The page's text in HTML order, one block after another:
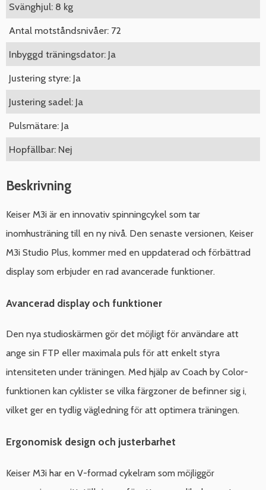
Svänghjul: 8 kg
Antal motståndsnivåer: 72
Inbyggd träningsdator: Ja
Justering styre: Ja
Justering sadel: Ja
Pulsmätare: Ja
Hopfällbar: Nej
Beskrivning
Keiser M3i är en innovativ spinningcykel som tar
inomhusträning till en ny nivå. Den senaste versionen, Keiser
M3i Studio Plus, kommer med en uppdaterad och förbättrad
display som erbjuder en rad avancerade funktioner.
Avancerad display och funktioner
Den nya studioskärmen gör det möjligt för användare att
ange sin FTP eller maximala puls för att enkelt styra
intensiteten under träningen. Med hjälp av Coach by Color-
funktionen kan cyklister se vilka färgzoner de befinner sig i,
vilket ger en tydlig vägledning för att optimera träningen.
Ergonomisk design och justerbarhet
Keiser M3i har en V-formad cykelram som möjliggör